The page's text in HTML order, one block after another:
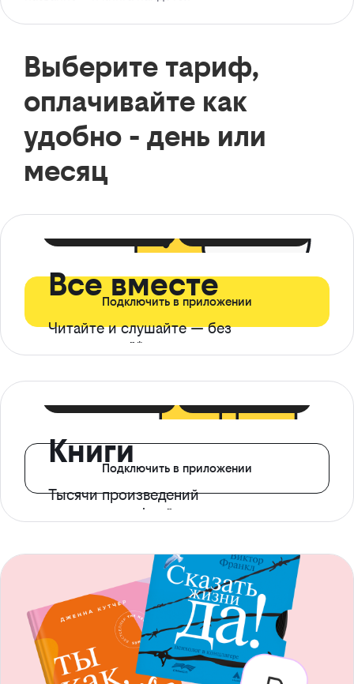
Выберите тариф,
оплачивайте как
удобно - день или
месяц
Все вместе
Читайте и слушайте — без
ограничений*
Подключить в приложении
Книги
Тысячи произведений
с доступом офлайн
Подключить в приложении